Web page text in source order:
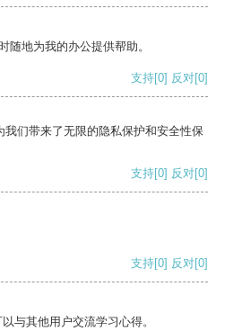
随地为我的办公提供帮助。
支持[0] 反对[0]
们带来了无限的隐私保护和安全性保
支持[0] 反对[0]
支持[0] 反对[0]
与其他用户交流学习心得。